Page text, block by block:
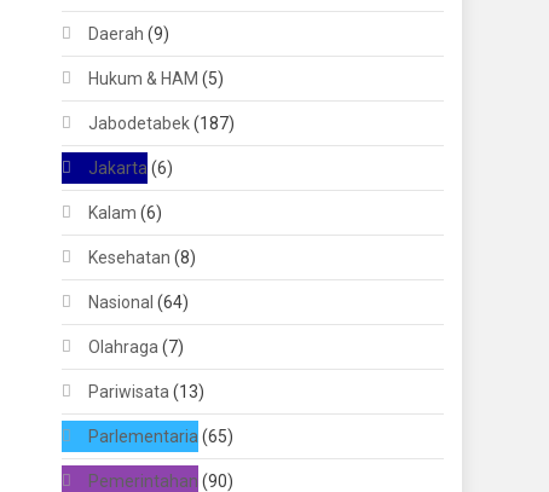
Daerah (9)
Hukum & HAM (5)
Jabodetabek(187)
Jakarta (6)
Kalam (6)
Kesehatan (8)
Nasional (64)
Olahraga (7)
Pariwisata (13)
Parlementaria (65)
Pemerintahan (90)